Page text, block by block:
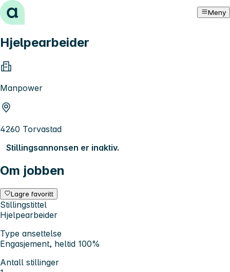
Hopp til innhold Meny
Hjelpearbeider
Manpower
4260 Torvastad
Stillingsannonsen er inaktiv.
Om jobben
Lagre favoritt
Stillingstittel
Hjelpearbeider
Type ansettelse
Engasjement, heltid 100%
Antall stillinger